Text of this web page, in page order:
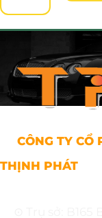
CÔNG TY CỔ
THỊNH PHÁT